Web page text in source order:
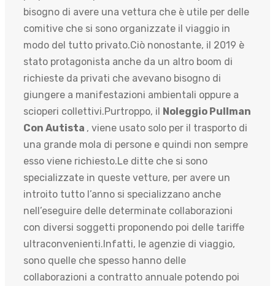
bisogno di avere una vettura che è utile per delle
comitive che si sono organizzate il viaggio in
modo del tutto privato.Ciò nonostante, il 2019 è
stato protagonista anche da un altro boom di
richieste da privati che avevano bisogno di
giungere a manifestazioni ambientali oppure a
scioperi collettivi.Purtroppo, il
Noleggio Pullman
Con Autista , viene usato solo per il trasporto di
una grande mola di persone e quindi non sempre
esso viene richiesto.Le ditte che si sono
specializzate in queste vetture, per avere un
introito tutto l’anno si specializzano anche
nell’eseguire delle determinate collaborazioni
con diversi soggetti proponendo poi delle tariffe
ultraconvenienti.Infatti, le agenzie di viaggio,
sono quelle che spesso hanno delle
collaborazioni a contratto annuale potendo poi